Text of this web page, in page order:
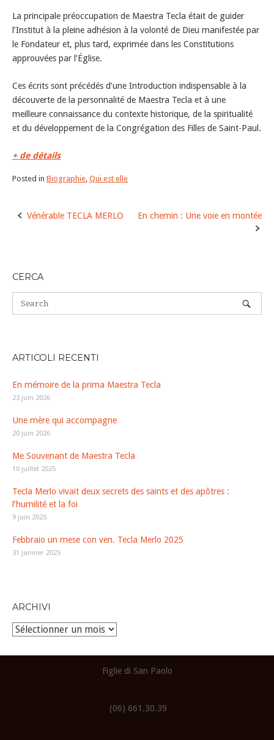
La principale préoccupation de Maestra Tecla était de guider
l’Institut à la pleine adhésion à la volonté de Dieu manifestée par
le Fondateur et, plus tard, exprimée dans les Constitutions
approuvées par l’Église.
Ces écrits sont précédés d’une Introduction indispensable à la
découverte de la personnalité de Maestra Tecla et à une
meilleure connaissance du contexte historique, de la spiritualité
et du développement de la Congrégation des Filles de Saint-Paul.
+ de détails
Posted in Biographie Qui est elle
Post
Vénérable TECLA MERLO En chemin : Une voie en montée
CERCA
ARTICOLI RECENTI
En mémoire de la prima Maestra Tecla
23 juin 2026
Une mère qui accompagne
20 juin 2026
Me Souvenant de Maestra Tecla
10 juillet 2025
Tecla Merlo vivait deux secrets des saints et des apôtres :
l’humilité et la foi
9 juin 2025
Febbraio un mese con ven. Tecla Merlo 2025
31 janvier 2025
ARCHIVI
Archivi
Figlie di San Paolo
(06) 661.30.39